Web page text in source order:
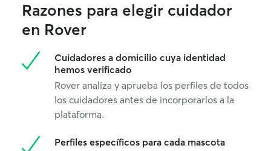
Razones para elegir cuidador
en Rover
Cuidadores a domicilio cuya identidad
hemos verificado
Rover analiza y aprueba los perfiles de todos
los cuidadores antes de incorporarlos a la
plataforma.
Perfiles específicos para cada mascota